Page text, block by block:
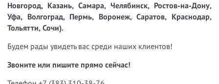
Новгород, Казань, Самара, Челябинск, Ростов-на-Дону,
Уфа, Волгоград, Пермь, Воронеж, Саратов, Краснодар,
Тольятти, Сочи).
Будем рады увидеть вас среди наших клиентов!
Звоните или пишите прямо сейчас!